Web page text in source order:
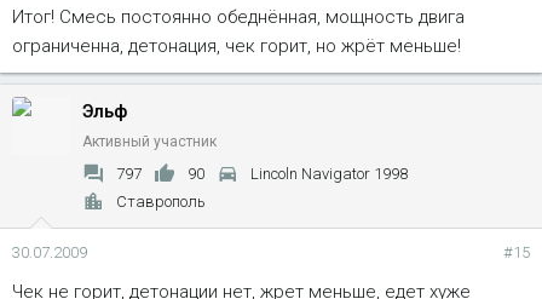
Итог! Смесь постоянно обеднённая, мощность двига
ограниченна, детонация, чек горит, но жрёт меньше!
Эльф
Активный участник
797 90
Lincoln Navigator 1998
Ставрополь
30.07.2009 #15
Чек не горит, детонации нет, жрет меньше, едет хуже